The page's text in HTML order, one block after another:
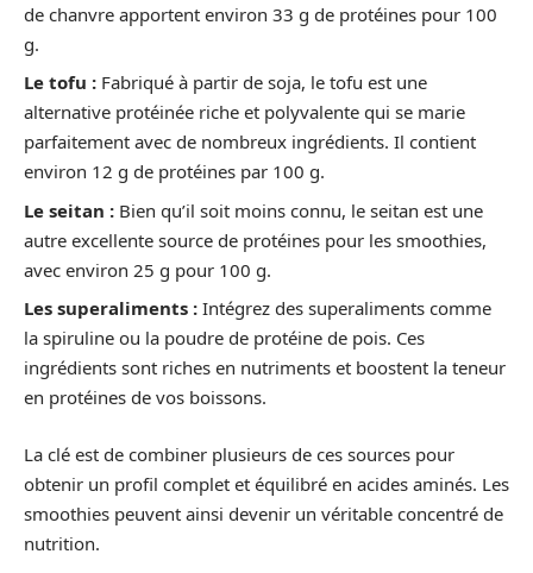
de chanvre apportent environ 33 g de protéines pour 100
g.
Le tofu : Fabriqué à partir de soja, le tofu est une
alternative protéinée riche et polyvalente qui se marie
parfaitement avec de nombreux ingrédients. Il contient
environ 12 g de protéines par 100 g.
Le seitan : Bien qu’il soit moins connu, le seitan est une
autre excellente source de protéines pour les smoothies,
avec environ 25 g pour 100 g.
Les superaliments : Intégrez des superaliments comme
la spiruline ou la poudre de protéine de pois. Ces
ingrédients sont riches en nutriments et boostent la teneur
en protéines de vos boissons.
La clé est de combiner plusieurs de ces sources pour
obtenir un profil complet et équilibré en acides aminés. Les
smoothies peuvent ainsi devenir un véritable concentré de
nutrition.